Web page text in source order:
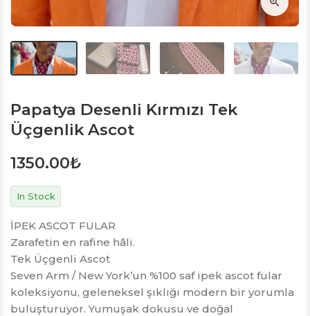
Papatya Desenli Kırmızı Tek
Üçgenlik Ascot
1350.00₺
In Stock
İPEK ASCOT FULAR
Zarafetin en rafine hâli.
Tek Üçgenli Ascot
Seven Arm / New York’un %100 saf ipek ascot fular
koleksiyonu, geleneksel şıklığı modern bir yorumla
buluşturuyor. Yumuşak dokusu ve doğal